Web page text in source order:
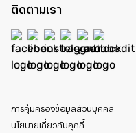
ติดตามเรา
การคุ้มครองข้อมูลส่วนบุคคล
นโยบายเกี่ยวกับคุกกี้